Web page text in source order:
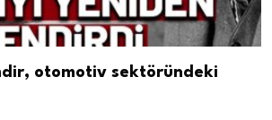
otomotiv sektöründeki